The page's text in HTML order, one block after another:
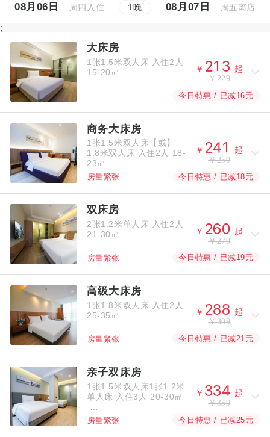
08月06日 周四入住 1晚 08月07日 周五离店
;
大床房
1张1.5米双人床 入住2人
15-20㎡
￥   起
￥229
今日特惠 / 已减16元
商务大床房
1张1.5米双人床【或】
1.8米双人床 入住2人 18-
23㎡
￥ 
起
￥259
房量紧张 今日特惠 / 已减18元
双床房
2张1.2米单人床 入住2人
21-30㎡
￥ 
起
￥279
房量紧张 今日特惠 / 已减19元
高级大床房
1张1.8米双人床 入住2人
25-35㎡
￥ 
起
￥309
房量紧张 今日特惠 / 已减21元
亲子双床房
1张1.5米双人床1张1.2米
单人床 入住3人 20-30㎡ ￥  起
￥359
房量紧张 今日特惠 / 已减25元